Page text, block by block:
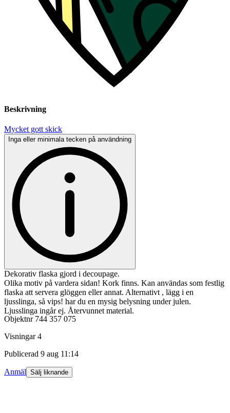
Beskrivning
Mycket gott skick
Inga eller minimala tecken på användning
Dekorativ flaska gjord i decoupage.
Olika motiv på vardera sidan! Kork finns. Kan användas som festlig
flaska att servera glöggen eller annat. Alternativt , lägg i en
ljusslinga, så vips! har du en mysig belysning under julen.
Ljusslinga ingår ej. Återvunnet material.
Objektnr 744 357 075
Visningar 4
Publicerad 9 aug 11:14
Anmäl Sälj liknande